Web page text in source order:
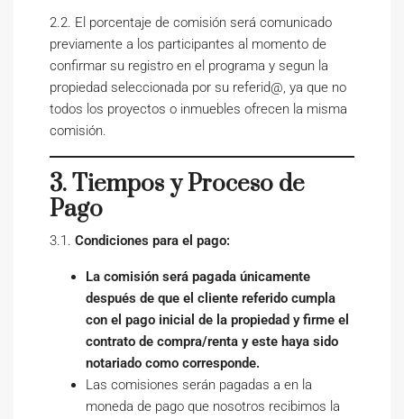
2.2. El porcentaje de comisión será comunicado
previamente a los participantes al momento de
confirmar su registro en el programa y segun la
propiedad seleccionada por su referid@, ya que no
todos los proyectos o inmuebles ofrecen la misma
comisión.
3. Tiempos y Proceso de
Pago
3.1. Condiciones para el pago:
La comisión será pagada únicamente
después de que el cliente referido cumpla
con el pago inicial de la propiedad y firme el
contrato de compra/renta y este haya sido
notariado como corresponde.
Las comisiones serán pagadas a en la
moneda de pago que nosotros recibimos la